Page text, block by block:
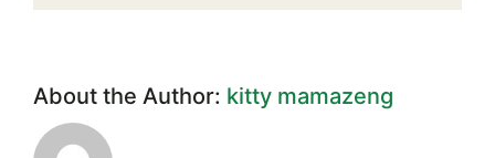
About the Author: kitty mamazeng